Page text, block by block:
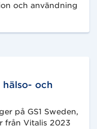
och användning
och
på GS1 Sweden,
från Vitalis 2023